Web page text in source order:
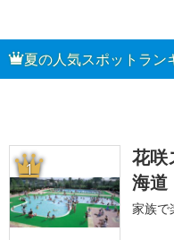
夏の人気スポットラン
1
花咲
海道
家族で